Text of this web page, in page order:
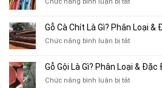
Cũ,
Xe
Cũ
TP.HCM
Thu
Sách
Tạp
Chí
Địa
Chỉ
Bán
Áo
Gỗ Cà Chít Là Gì? Phân Loại
Chức năng bình luận bị tắtở
Chít
Là
Gỗ Gội Là Gì? Phân Loại &
Chức năng bình luận bị tắtở